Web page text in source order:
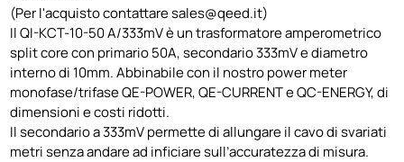
(Per l'acquisto contattare sales@qeed.it)
Il QI-KCT-10-50 A/333mV è un trasformatore amperometrico
split core con primario 50A, secondario 333mV e diametro
interno di 10mm. Abbinabile con il nostro power meter
monofase/trifase QE-POWER, QE-CURRENT e QC-ENERGY, di
dimensioni e costi ridotti.
Il secondario a 333mV permette di allungare il cavo di svariati
metri senza andare ad inficiare sull’accuratezza di misura.